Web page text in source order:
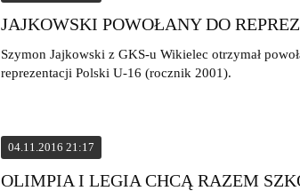
JAJKOWSKI POWOŁANY DO
Szymon Jajkowski z GKS-u Wikielec otrzymał
reprezentacji Polski U-16 (rocznik 2001).
04.11.2016 21:17
OLIMPIA I LEGIA CHCĄ RAZEM